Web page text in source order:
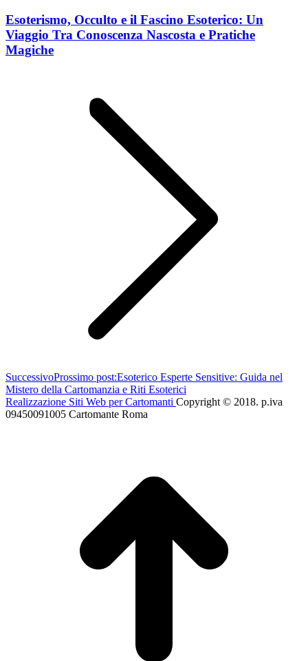
Esoterismo, Occulto e il Fascino Esoterico: Un
Viaggio Tra Conoscenza Nascosta e Pratiche
Magiche
SuccessivoProssimo post:Esoterico Esperte Sensitive: Guida nel
Mistero della Cartomanzia e Riti Esoterici
Realizzazione Siti Web per Cartomanti Copyright © 2018. p.iva
09450091005 Cartomante Roma